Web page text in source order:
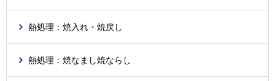
熱処理：焼入れ・焼戻し
熱処理：焼なまし焼ならし